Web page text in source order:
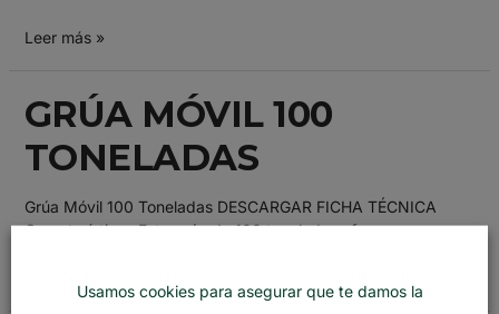
Leer más »
GRÚA MÓVIL 100
TONELADAS
Grúa Móvil 100 Toneladas DESCARGAR FICHA TÉCNICA
Características Esta grúa de 100 toneladas ofrece una …
Usamos cookies para asegurar que te damos la